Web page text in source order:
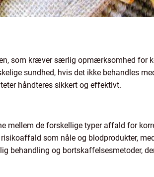
som kræver særlig opmærksomhed for
sundhed, hvis det ikke behandles
håndteres sikkert og effektivt.
mellem de forskellige typer affald for
som nåle og blodprodukter,
behandling og bortskaffelsesmetoder,